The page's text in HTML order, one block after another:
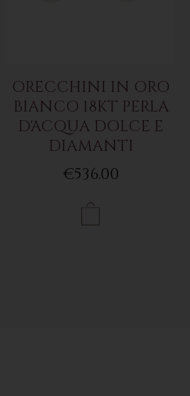
ORECCHINI IN ORO
BIANCO 18KT PERLA
D'ACQUA DOLCE E
DIAMANTI
€536.00